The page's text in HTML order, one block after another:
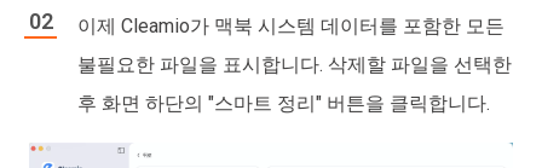
이제 Cleamio가 맥북 시스템 데이터를 포함한 모든
불필요한 파일을 표시합니다. 삭제할 파일을 선택한
후 화면 하단의 "스마트 정리" 버튼을 클릭합니다.